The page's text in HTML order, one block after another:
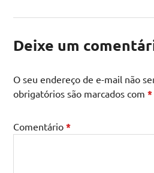
Deixe um
O seu endereço de e-mail não
obrigatórios são marcados com*
Comentário*